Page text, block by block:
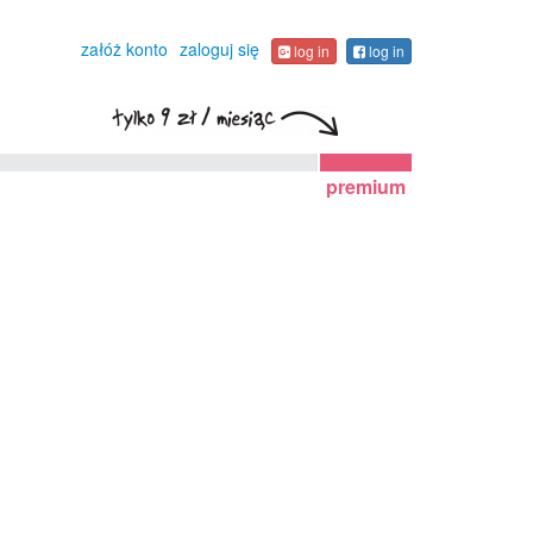
załóż konto zaloguj się log in log in
premium